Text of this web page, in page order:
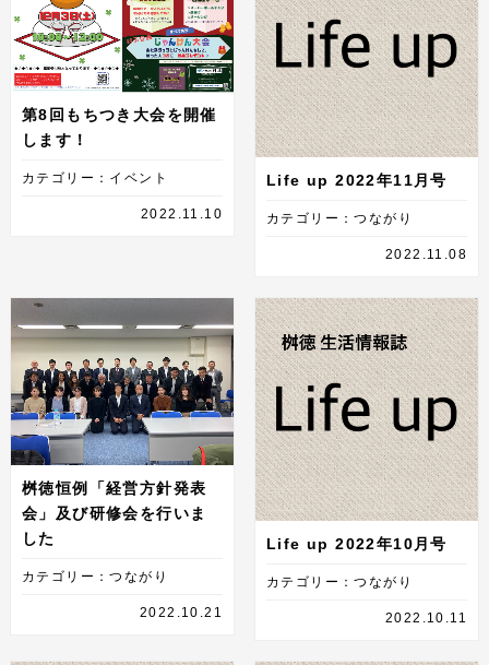
第8回もちつき大会を開催
します！
カテゴリー：イベント
2022.11.10
Life up 2022年11月号
カテゴリー：つながり
2022.11.08
桝徳恒例「経営方針発表
会」及び研修会を行いま
した
カテゴリー：つながり
2022.10.21
Life up 2022年10月号
カテゴリー：つながり
2022.10.11